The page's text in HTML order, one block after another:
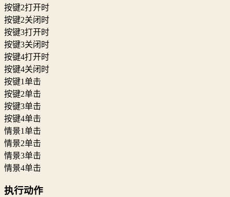
按键2打开时
按键2关闭时
按键3打开时
按键3关闭时
按键4打开时
按键4关闭时
按键1单击
按键2单击
按键3单击
按键4单击
情景1单击
情景2单击
情景3单击
情景4单击
执行动作